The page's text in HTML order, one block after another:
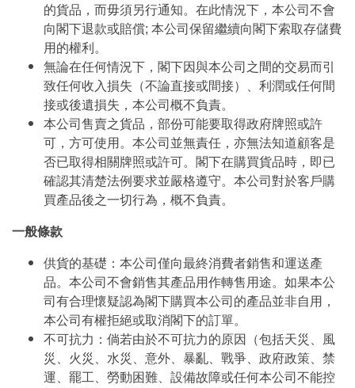
的貨品，而毋須另行通知。在此情況下，本公司不會
向閣下退款或賠償; 本公司保留繼續向閣下索取存儲費
用的權利。
無論在任何情況下，閣下因與本公司之間的交易而引
致任何收入損失（不論直接或間接）、利潤或任何間
接或後遺損失，本公司概不負責。
本公司售賣之貨品，部份可能要取得政府牌照或許
可，方可使用。本公司並無責任，亦無法知道顧客是
否已取得相關牌照或許可。閣下在購買貨品時，即已
確認其清楚法例要求並嚴格遵守。本公司對於客戶購
買產品後之一切行為，概不負責。
一般條款
供貨的基礎：本公司僅向最終消費者銷售和運送產
品。本公司不會銷售其產品用作轉售用途。如果本公
司有合理懷疑認為閣下購買本公司的產品並非自用，
本公司有權拒絕或取消閣下的訂單。
不可抗力：倘若由於不可抗力的原因（包括天災、風
災、火災、水災、意外、暴亂、戰爭、政府政策、禁
運、罷工、勞動困難、設備故障或任何本公司不能控